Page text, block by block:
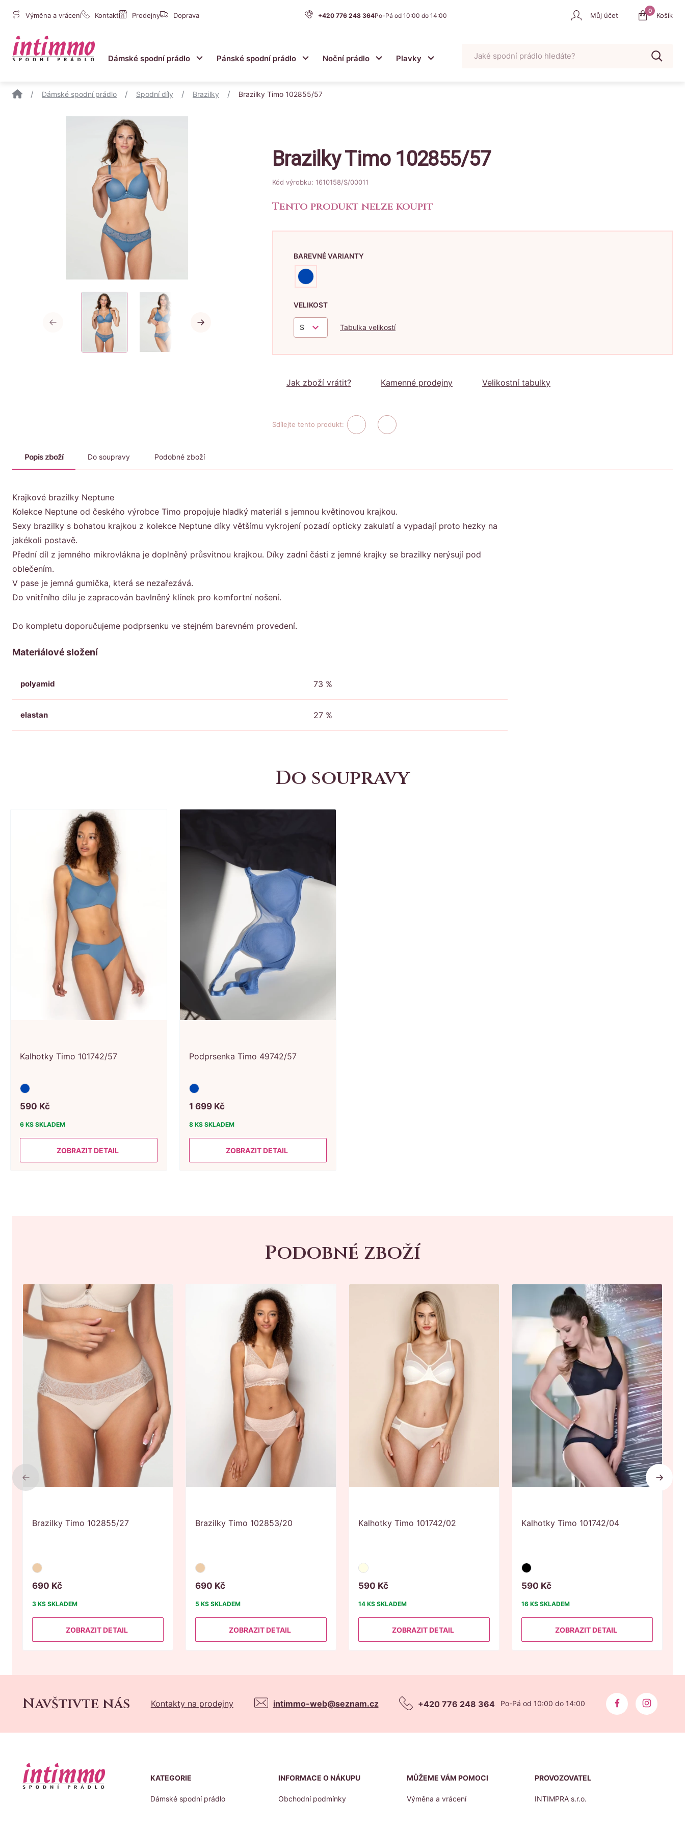
Vyhledat
Můj účet Košík
0
Dámské spodní prádlo Pánské spodní prádlo Noční prádlo Plavky
Výměna a vrácení Kontakt Prodejny Doprava +420 776 248 364Po-Pá od 10:00 do 14:00
/ Dámské spodní prádlo / Spodní díly / Brazilky / Brazilky Timo 102855/57
Brazilky Timo 102855/57
Kód výrobku: 1610158/S/00011
Tento produkt nelze koupit
BAREVNÉ VARIANTY
VELIKOST
S keyboard_arrow_down Tabulka velikostí
Jak zboží vrátit? Kamenné prodejny Velikostní tabulky
Sdílejte tento produkt:
Popis zboží Do soupravy Podobné zboží
Krajkové brazilky Neptune
Kolekce Neptune od českého výrobce Timo propojuje hladký materiál s jemnou květinovou krajkou.
Sexy brazilky s bohatou krajkou z kolekce Neptune díky většímu vykrojení pozadí opticky zakulatí a vypadají proto hezky na
jakékoli postavě.
Přední díl z jemného mikrovlákna je doplněný průsvitnou krajkou. Díky zadní části z jemné krajky se brazilky nerýsují pod
oblečením.
V pase je jemná gumička, která se nezařezává.
Do vnitřního dílu je zapracován bavlněný klínek pro komfortní nošení.
Do kompletu doporučujeme podprsenku ve stejném barevném provedení.
Materiálové složení
polyamid 73 %
elastan 27 %
Do soupravy
Kalhotky Timo 101742/57
590 Kč
6 KS SKLADEM
ZOBRAZIT DETAIL
Podprsenka Timo 49742/57
1 699 Kč
8 KS SKLADEM
ZOBRAZIT DETAIL
Podobné zboží
Brazilky Timo 102855/27
690 Kč
3 KS SKLADEM
ZOBRAZIT DETAIL
Brazilky Timo 102853/20
690 Kč
5 KS SKLADEM
ZOBRAZIT DETAIL
Kalhotky Timo 101742/02
590 Kč
14 KS SKLADEM
ZOBRAZIT DETAIL
Kalhotky Timo 101742/04
590 Kč
16 KS SKLADEM
ZOBRAZIT DETAIL
Previous Next
Navštivte nás Kontakty na prodejny intimmo-web@seznam.cz +420 776 248 364 Po-Pá od 10:00 do 14:00
KATEGORIE
Dámské spodní prádlo
INFORMACE O NÁKUPU
Obchodní podmínky
MŮŽEME VÁM POMOCI
Výměna a vrácení
PROVOZOVATEL
INTIMPRA s.r.o.